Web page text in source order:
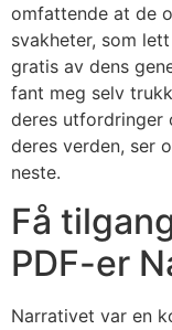
omfattende at de
svakheter, som
gratis av dens
fant meg selv
deres utfordringer
deres verden, ser
neste.
Få
PDF-er
Narrativet var en